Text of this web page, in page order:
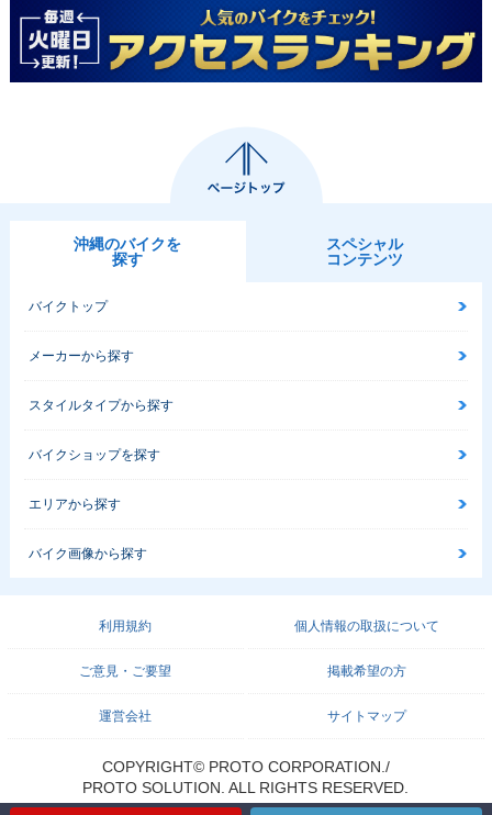
沖縄のバイクを
探す
スペシャル
コンテンツ
バイクトップ
メーカーから探す
スタイルタイプから探す
バイクショップを探す
エリアから探す
バイク画像から探す
利用規約 個人情報の取扱について
ご意見・ご要望 掲載希望の方
運営会社 サイトマップ
COPYRIGHT© PROTO CORPORATION./
PROTO SOLUTION. ALL RIGHTS RESERVED.